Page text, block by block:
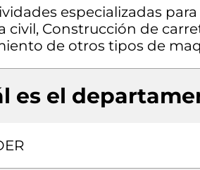
especializadas
civil, Construcción de
de otros tipos de
es el